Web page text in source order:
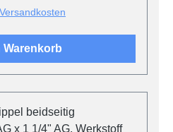
Warenkorb